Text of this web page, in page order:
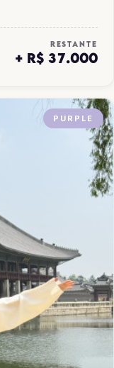
RESTANTE
+ R$ 37.000
PURPLE